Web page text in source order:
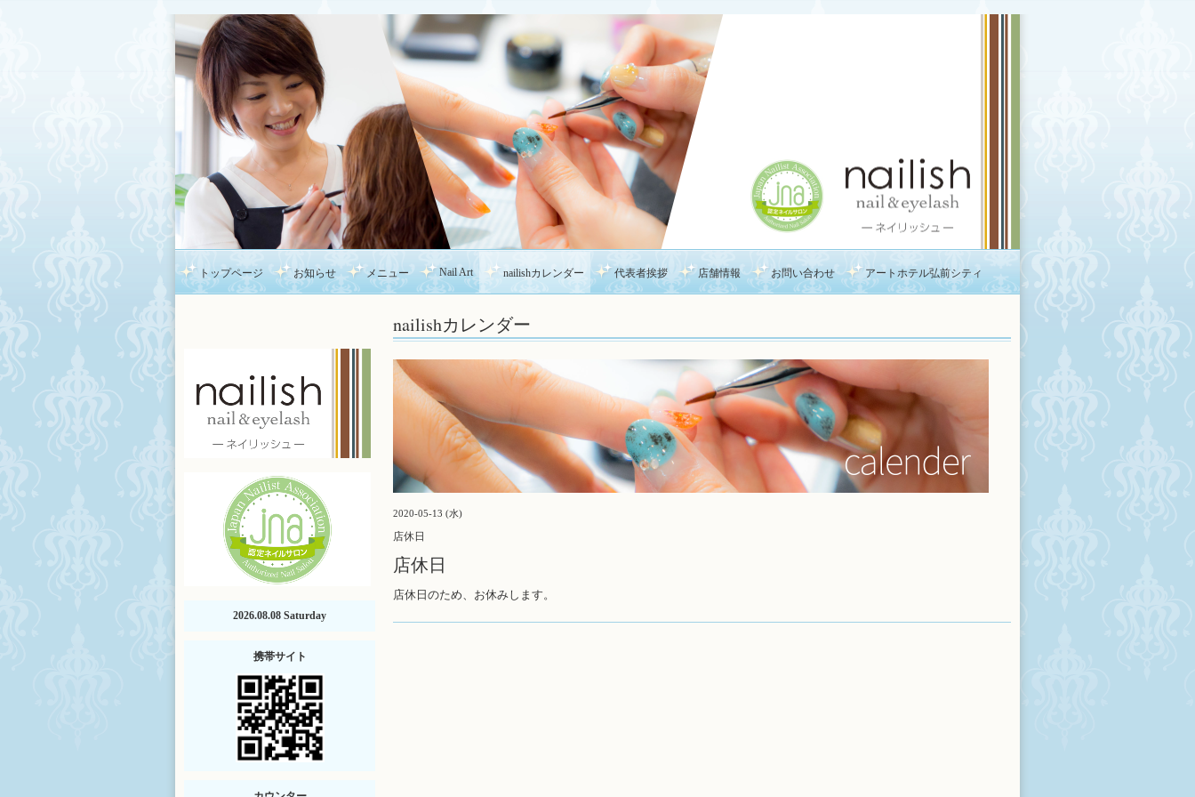
トップページ お知らせ メニュー Nail Art nailishカレンダー 代表者挨拶 店舗情報 お問い合わせ アートホテル弘前シティ
nailishカレンダー
2020-05-13 (水)
店休日
店休日
店休日のため、お休みします。
2026.08.08 Saturday
携帯サイト